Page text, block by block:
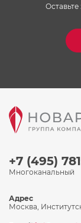
+7 (495)
Многоканальный
Адрес
Москва,